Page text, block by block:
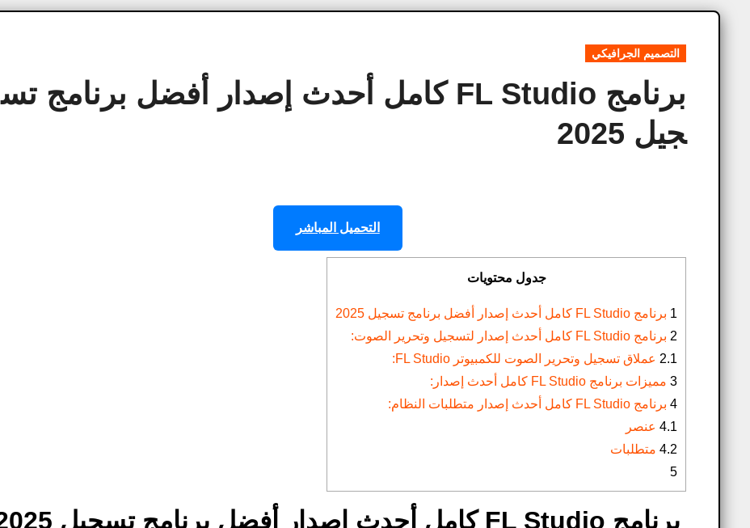
التصميم الجرافيكي
برنامج FL Studio كامل أحدث إصدار أفضل برنامج تس
جيل 2025
التحميل المباشر
جدول محتويات
1 برنامج FL Studio كامل أحدث إصدار أفضل برنامج تسجيل 2025
2 برنامج FL Studio كامل أحدث إصدار لتسجيل وتحرير الصوت:
2.1 عملاق تسجيل وتحرير الصوت للكمبيوتر FL Studio:
3 مميزات برنامج FL Studio كامل أحدث إصدار:
4 برنامج FL Studio كامل أحدث إصدار متطلبات النظام:
4.1 عنصر
4.2 متطلبات
5
برنامج FL Studio كامل أحدث إصدار أفضل برنامج تسجيل 2025